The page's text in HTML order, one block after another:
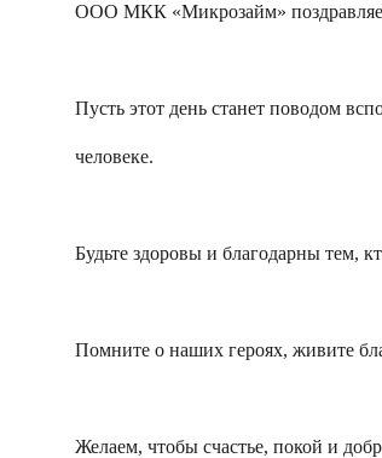
ООО МКК «Микрозайм»
Пусть этот день станет поводом
человеке.
Будьте здоровы и благодарны тем,
Помните о наших героях, живите
Желаем, чтобы счастье, покой и